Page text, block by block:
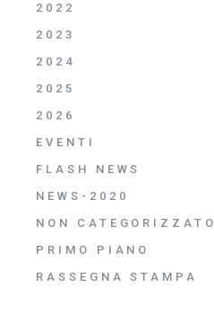
2022
2023
2024
2025
2026
EVENTI
FLASH NEWS
NEWS-2020
NON CATEGORIZZATO
PRIMO PIANO
RASSEGNA STAMPA